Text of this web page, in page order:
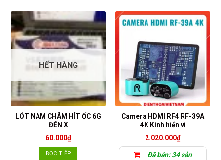
HẾT HÀNG
LÓT NAM CHÂM HÍT ỐC 6G
ĐẾN X
60.000₫
ĐỌC TIẾP
Camera HDMI RF4 RF-39A
4K Kính hiển vi
2.020.000₫
Đã bán: 34 sản